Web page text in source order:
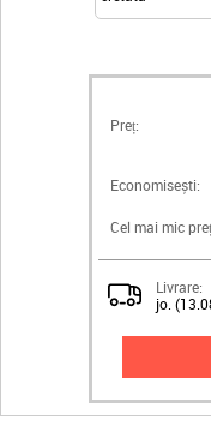
Preț:
Economisești:
Cel mai mic
Livrare:
jo.